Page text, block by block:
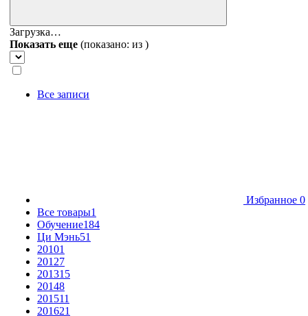
Загрузка…
Показать еще (показано: из )
Все записи
Избранное 0
Все товары1
Обучение184
Ци Мэнь51
20101
20127
201315
20148
201511
201621